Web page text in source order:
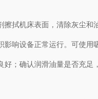
机床表面，清除灰尘和
设备正常运行。可使用
确认润滑油量是否充足